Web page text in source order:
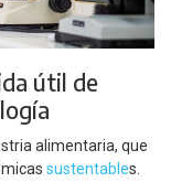
útil de
alimentaria, que
sustentables.